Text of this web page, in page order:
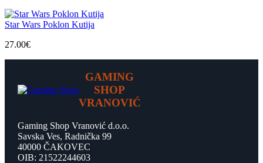
Star Wars Poklon Kutija
27.00€
GAMING
SHOP
VRANOVIĆ
Gaming Shop Vranović d.o.o.
Savska Ves, Radnička 99
40000 ČAKOVEC
OIB: 21522244603